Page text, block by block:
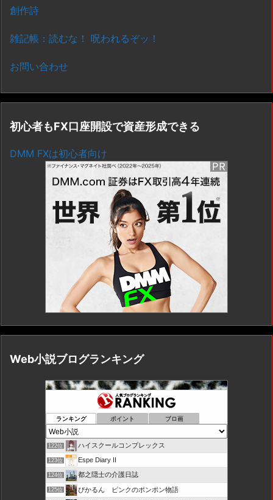
創作詩
雑記帳：読むな！ 呪われるぞッ！
お問い合わせ
初心者もFX口座開設で資産形成できる
DMM FXは初心者向け
Web小説ブログランキング
ランキング ポイント ブロ画
122位 ハイスクールコンプレックス
123位 Espe Diary II
124位 都之隠士の介護日誌
125位 ぴかるん ピンクのポンポン物語